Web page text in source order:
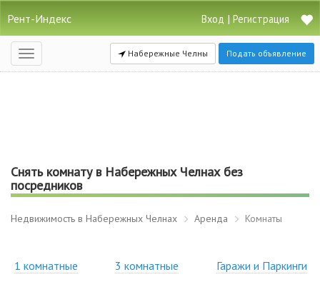
Рент-Индекс Вход | Регистрация
Открыть
навигацию
Набережные Челны Подать объявление
Снять комнату в Набережных Челнах без
посредников
Недвижимость в Набережных Челнах Аренда Комнаты
1 комнатные
3 комнатные
Гаражи и Паркинги